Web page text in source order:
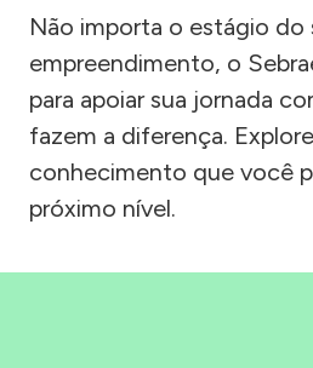
Não importa o estágio do
empreendimento, o
para apoiar sua jornada
fazem a diferença.
conhecimento que você
próximo nível.